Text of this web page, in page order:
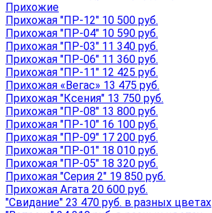
Прихожие
Прихожая "ПР-12" 10 500 руб.
Прихожая "ПР-04" 10 590 руб.
Прихожая "ПР-03" 11 340 руб.
Прихожая "ПР-06" 11 360 руб.
Прихожая "ПР-11" 12 425 руб.
Прихожая «Вегас» 13 475 руб.
Прихожая "Ксения" 13 750 руб.
Прихожая "ПР-08" 13 800 руб.
Прихожая "ПР-10" 16 100 руб.
Прихожая "ПР-09" 17 200 руб.
Прихожая "ПР-01" 18 010 руб.
Прихожая "ПР-05" 18 320 руб.
Прихожая "Серия 2" 19 850 руб.
Прихожая Агата 20 600 руб.
"Свидание" 23 470 руб. в разных цветах